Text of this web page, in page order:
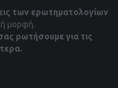
των ερωτηματολογίων
μορφή.
ρωτήσουμε για τις